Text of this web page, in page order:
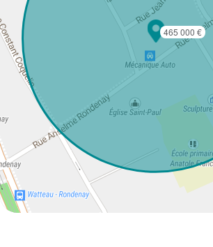
465 000 €